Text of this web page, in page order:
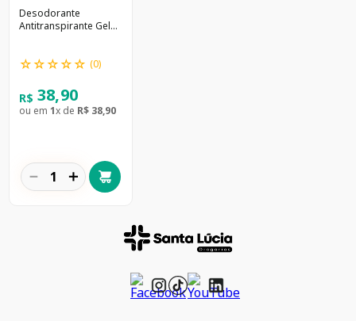
Desodorante
Antitranspirante Gel
☆☆☆☆☆ (0)
R$ 38,90
ou em 1x de R$ 38,90
＋
－